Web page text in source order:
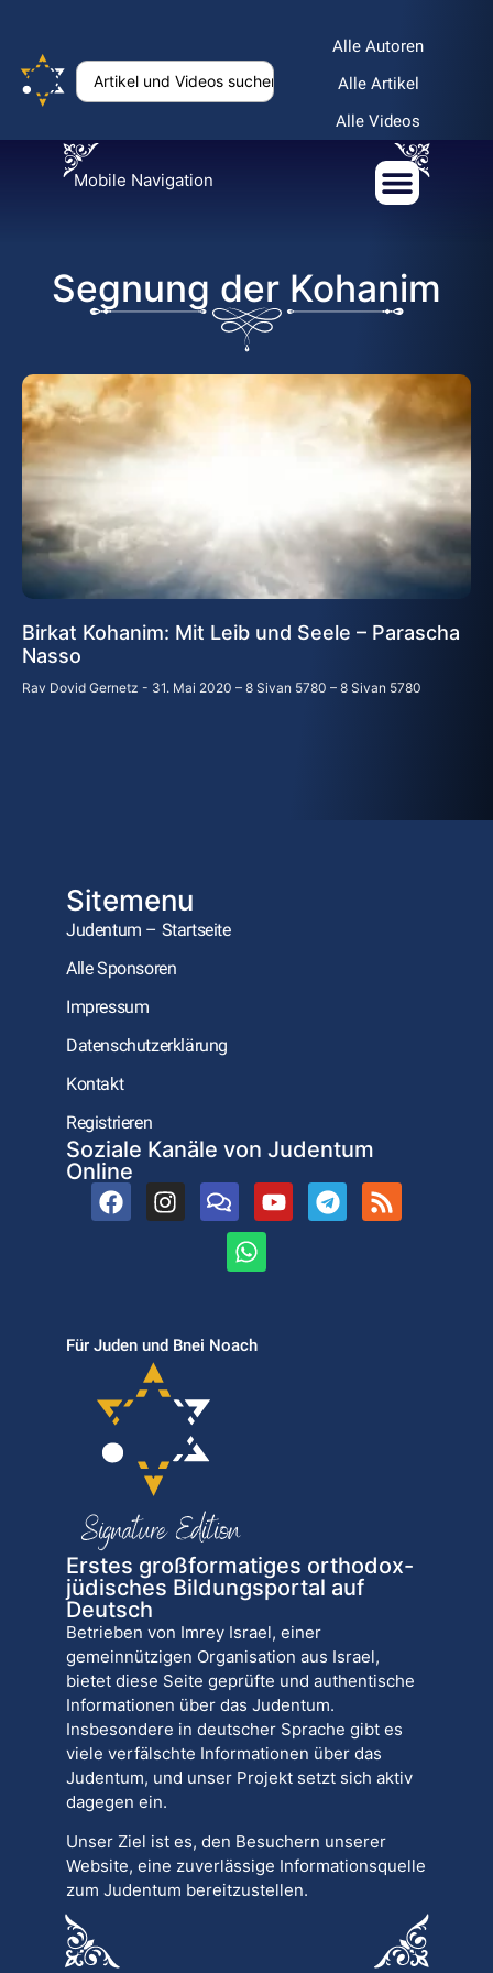
Alle Autoren
Alle Artikel
Alle Videos
Mobile Navigation
Segnung der Kohanim
Birkat Kohanim: Mit Leib und Seele – Parascha
Nasso
Rav Dovid Gernetz 31. Mai 2020 – 8 Sivan 5780 – 8 Sivan 5780
Sitemenu
Judentum – Startseite
Alle Sponsoren
Impressum
Datenschutzerklärung
Kontakt
Registrieren
Soziale Kanäle von Judentum
Online
Für Juden und Bnei Noach
Erstes großformatiges orthodox-
jüdisches Bildungsportal auf
Deutsch
Betrieben von Imrey Israel, einer
gemeinnützigen Organisation aus Israel,
bietet diese Seite geprüfte und authentische
Informationen über das Judentum.
Insbesondere in deutscher Sprache gibt es
viele verfälschte Informationen über das
Judentum, und unser Projekt setzt sich aktiv
dagegen ein.
Unser Ziel ist es, den Besuchern unserer
Website, eine zuverlässige Informationsquelle
zum Judentum bereitzustellen.